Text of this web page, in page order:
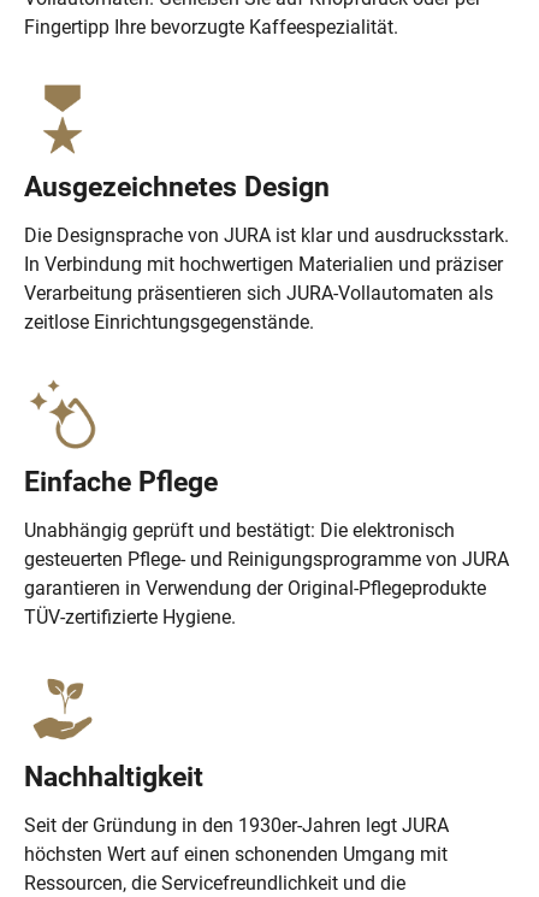
Fingertipp Ihre bevorzugte Kaffeespezialität.
Ausgezeichnetes Design
Die Designsprache von JURA ist klar und ausdrucksstark.
In Verbindung mit hochwertigen Materialien und präziser
Verarbeitung präsentieren sich JURA-Vollautomaten als
zeitlose Einrichtungsgegenstände.
Einfache Pflege
Unabhängig geprüft und bestätigt: Die elektronisch
gesteuerten Pflege- und Reinigungsprogramme von JURA
garantieren in Verwendung der Original-Pflegeprodukte
TÜV-zertifizierte Hygiene.
Nachhaltigkeit
Seit der Gründung in den 1930er-Jahren legt JURA
höchsten Wert auf einen schonenden Umgang mit
Ressourcen, die Servicefreundlichkeit und die